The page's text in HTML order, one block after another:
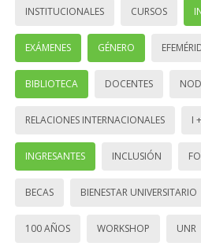
INSTITUCIONALES CURSOS
EXÁMENES GÉNERO
BIBLIOTECA DOCENTES
RELACIONES INTERNACIONALES I
INGRESANTES INCLUSIÓN
BECAS BIENESTAR UNIVERSITARIO
100 AÑOS WORKSHOP UNR